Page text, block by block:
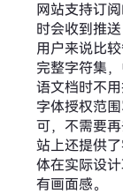
网站支持订
时会收到推
用户来说比
完整字符集
语文档时不
字体授权范
可，不需要
站上还提供
体在实际设
有画面感。